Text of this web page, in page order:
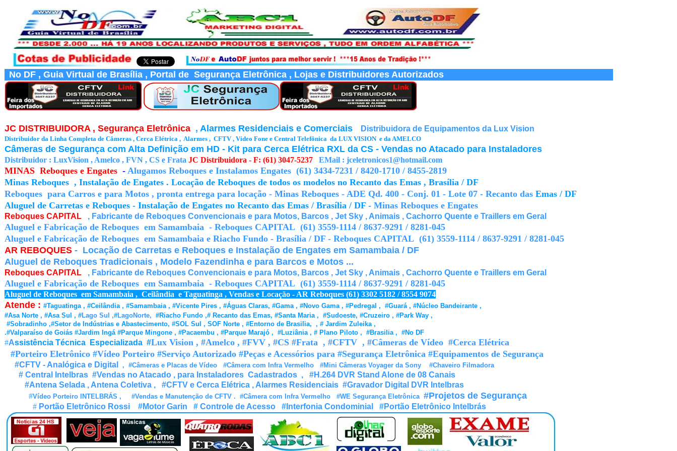
No DF , Guia Virtual de Brasília , Portal de Segurança Eletrônica , Lojas e Distribuidores Autorizados
JC DISTRIBUIDORA , Segurança Eletrônica , Alarmes Residenciais e Comerciais Distribuidora de Equipamentos da Lux Vision
Distribuidor da Linha Completa de Câmeras , Cerca Elétrica , Alarmes , CFTV , Vídeo Fone e Central Telefônica da LUX VISION e da AMELCO
Câmeras de Segurança com Alta Definição em HD - Kit para Cerca Elétrica RXL da CS - Vendas no Atacado para Instaladores
Distribuidor : LuxVision , Amelco , FVN , CS e Frata JC Distribuidora - F: (61) 3047-5237 EMail : jceletronicos1@hotmail.com
MINAS Reboques e Engates - Alugamos Reboques e Instalamos Engates (61) 3434-7231 / 8420-1710 / 8455-2819
Minas Reboques , Instalação de Engates . Locação de Reboques de todos os modelos no Recanto das Emas , Brasília / DF
Reboques para Carros e para Motos , pronta entrega para locação - Minas Reboques - ADE Qd. 400 - Conj. 01 - Lote 07 - Recanto das Emas / DF
Aluguel de Carretas e Reboques - Instalação de Engates no Recanto das Emas / Brasília / DF - Minas Reboques e Engates
Reboques CAPITAL , Fabricante de Reboques Convencionais e para Motos, Barcos , Jet Sky , Animais , Cachorro Quente e Traillers em Geral
Aluguel e Fabricação de Reboques em Samambaia - Reboques CAPITAL (61) 3559-1114 / 8637-9291 / 8281-045
Aluguel e Fabricação de Reboques em Samambaia e Riacho Fundo - Brasília / DF - Reboques CAPITAL (61) 3559-1114 / 8637-9291 / 8281-045
AR REBOQUES - Locação de Carretas e Reboques e Instalação de Engates em Samambaia / DF
Aluguel de Reboques Tradicionais , Modelo Fazendinha e para Barcos e Motos ...
Reboques CAPITAL , Fabricante de Reboques Convencionais e para Motos, Barcos , Jet Sky , Animais , Cachorro Quente e Traillers em Geral
Aluguel e Fabricação de Reboques em Samambaia - Reboques CAPITAL (61) 3559-1114 / 8637-9291 / 8281-045
Aluguel de Reboques em Samambaia , Ceilândia e Taguatinga , Vendas e Locação - AR Reboques (61) 3302 5182 / 8554 9074
Atende : #Taguatinga , #Ceilândia , #Samambaia , #Vicente Pires , #Águas Claras, #Gama , #Novo Gama , #Pedregal , #Guará , #Núcleo Bandeirante ,
#Asa Norte , #Asa Sul , #Lago Sul ,#LagoNorte, #Riacho Fundo ,# Recanto das Emas, #Santa Maria , #Sudoeste, #Cruzeiro , #Park Way ,
#Sobradinho ,#Setor de Indústrias e Abastecimento, #SOL Sul , SOF Norte , #Entorno de Brasilia, , # Jardim Zuleika ,
.#Valparaíso de Goiás #Jardim Ingá #Parque Mingone , #Pacaembu , #Parque Marajó , #Luziânia , # Plano Piloto , #Brasilia , #No DF
#Assistência Técnica Especializada #Lux Vision , #Amelco , #FVV , #CS #Frata , #CFTV , #Câmeras de Vídeo #Cerca Elétrica
#Porteiro Eletrônico #Vídeo Porteiro #Serviço Autorizado #Peças e Acessórios para #Segurança Eletrônica #Equipamentos de Segurança
#CFTV - Analógica e Digital , #Câmeras e Placas de Vídeo #Câmera com Infra Vermelho #Mini Câmeras Voyager da Sony #Chaveiro Filmadora
# Central Intelbras #Vendas no Atacado , para Instaladores Cadastrados ,
#H.264 DVR Stand Alone de 08 Canais
#Antena Selada , Antena Coletiva , #CFTV e Cerca Elétrica , Alarmes Residenciais #Gravador Digital DVR Intelbras
#Vídeo Porteiro INTELBRÁS , #Vendas e Manutenção de CFTV . #Câmera com Infra Vermelho #WE Segurança Eletrônica #Projetos de Segurança
# Portão Eletrônico Rossi #Motor Garin # Controle de Acesso #Interfonia Condominial #Portão Eletrônico Intelbrás